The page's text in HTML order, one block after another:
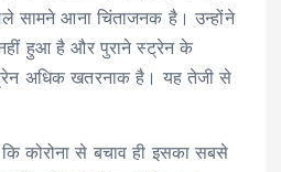
सामने आना चिंताजनक है। उन्होंने
हुआ है और पुराने स्ट्रेन के
अधिक खतरनाक है। यह तेजी से
कोरोना से बचाव ही इसका सबसे